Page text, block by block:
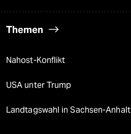
Themen
Nahost-Konflikt
USA unter Trump
Landtagswahl in Sachsen-Anhalt